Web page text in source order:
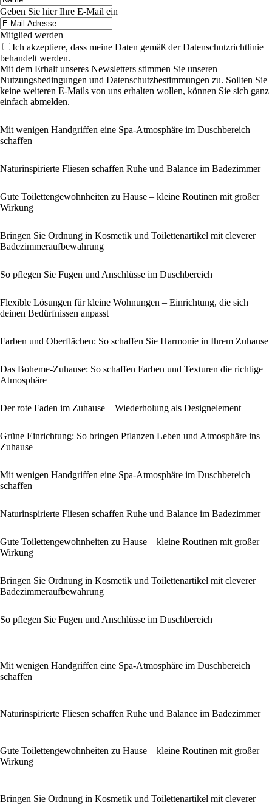
Geben Sie hier Ihre E-Mail ein
Mitglied werden
Ich akzeptiere, dass meine Daten gemäß der Datenschutzrichtlinie
behandelt werden.
Mit dem Erhalt unseres Newsletters stimmen Sie unseren
Nutzungsbedingungen und Datenschutzbestimmungen zu. Sollten Sie
keine weiteren E-Mails von uns erhalten wollen, können Sie sich ganz
einfach abmelden.
Mit wenigen Handgriffen eine Spa-Atmosphäre im Duschbereich
schaffen
Naturinspirierte Fliesen schaffen Ruhe und Balance im Badezimmer
Gute Toilettengewohnheiten zu Hause – kleine Routinen mit großer
Wirkung
Bringen Sie Ordnung in Kosmetik und Toilettenartikel mit cleverer
Badezimmeraufbewahrung
So pflegen Sie Fugen und Anschlüsse im Duschbereich
Flexible Lösungen für kleine Wohnungen – Einrichtung, die sich
deinen Bedürfnissen anpasst
Farben und Oberflächen: So schaffen Sie Harmonie in Ihrem Zuhause
Das Boheme-Zuhause: So schaffen Farben und Texturen die richtige
Atmosphäre
Der rote Faden im Zuhause – Wiederholung als Designelement
Grüne Einrichtung: So bringen Pflanzen Leben und Atmosphäre ins
Zuhause
Mit wenigen Handgriffen eine Spa-Atmosphäre im Duschbereich
schaffen
Naturinspirierte Fliesen schaffen Ruhe und Balance im Badezimmer
Gute Toilettengewohnheiten zu Hause – kleine Routinen mit großer
Wirkung
Bringen Sie Ordnung in Kosmetik und Toilettenartikel mit cleverer
Badezimmeraufbewahrung
So pflegen Sie Fugen und Anschlüsse im Duschbereich
Mit wenigen Handgriffen eine Spa-Atmosphäre im Duschbereich
schaffen
Naturinspirierte Fliesen schaffen Ruhe und Balance im Badezimmer
Gute Toilettengewohnheiten zu Hause – kleine Routinen mit großer
Wirkung
Bringen Sie Ordnung in Kosmetik und Toilettenartikel mit cleverer